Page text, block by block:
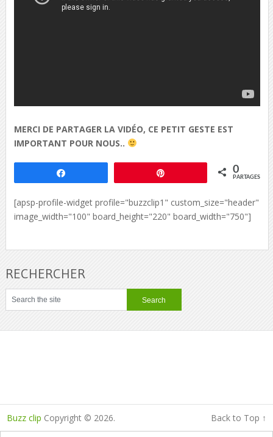
MERCI DE PARTAGER LA VIDÉO, CE PETIT GESTE EST
IMPORTANT POUR NOUS..
0
PARTAGES
[apsp-profile-widget profile="buzzclip1" custom_size="header"
image_width="100" board_height="220" board_width="750"]
RECHERCHER
Buzz clip Copyright © 2026. Back to Top ↑